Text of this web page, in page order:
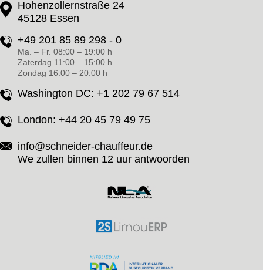
Hohenzollernstraße 24
45128 Essen
+49 201 85 89 298 - 0
Ma. – Fr. 08:00 – 19:00 h
Zaterdag 11:00 – 15:00 h
Zondag 16:00 – 20:00 h
Washington DC: +1 202 79 67 514
London: +44 20 45 79 49 75
info@schneider-chauffeur.de
We zullen binnen 12 uur antwoorden